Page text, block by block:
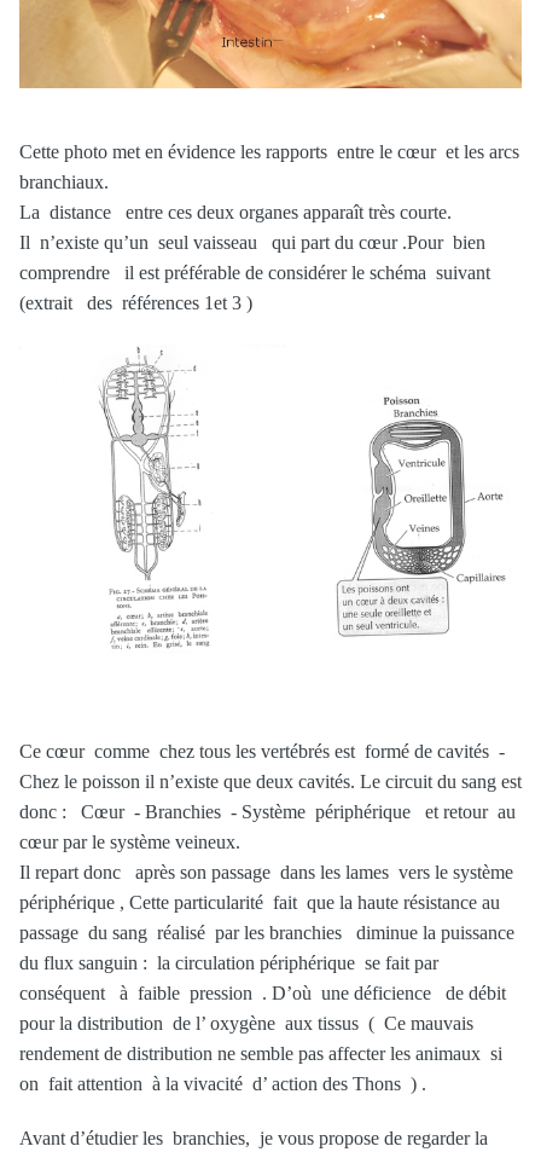
Cette photo met en évidence les rapports entre le cœur et les arcs
branchiaux.
La distance entre ces deux organes apparaît très courte.
Il n’existe qu’un seul vaisseau qui part du cœur .Pour bien
comprendre il est préférable de considérer le schéma suivant
(extrait des références 1et 3 )
Ce cœur comme chez tous les vertébrés est formé de cavités -
Chez le poisson il n’existe que deux cavités. Le circuit du sang est
donc : Cœur - Branchies - Système périphérique et retour au
cœur par le système veineux.
Il repart donc après son passage dans les lames vers le système
périphérique , Cette particularité fait que la haute résistance au
passage du sang réalisé par les branchies diminue la puissance
du flux sanguin : la circulation périphérique se fait par
conséquent à faible pression . D’où une déficience de débit
pour la distribution de l’ oxygène aux tissus ( Ce mauvais
rendement de distribution ne semble pas affecter les animaux si
on fait attention à la vivacité d’ action des Thons ) .
Avant d’étudier les branchies, je vous propose de regarder la